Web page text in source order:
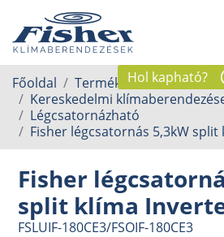
Hol kapható?
Főoldal
Termékek
Kereskedelmi
Légcsatornázható
Fisher légcsatornás 5,3kW
Fisher
split klíma
FSLUIF-180CE3/FSOIF-180CE3